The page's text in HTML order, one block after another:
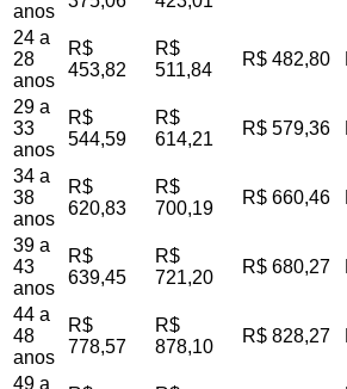
anos
24 a
28
anos
R$
453,82
R$
511,84
R$ 482,80
29 a
33
anos
R$
544,59
R$
614,21
R$ 579,36
34 a
38
anos
R$
620,83
R$
700,19
R$ 660,46
39 a
43
anos
R$
639,45
R$
721,20
R$ 680,27
44 a
48
anos
R$
778,57
R$
878,10
R$ 828,27
49 a